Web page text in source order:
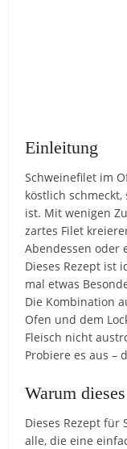
Einleitung
Schweinefilet im
köstlich
ist. Mit wenigen
zartes Filet
Abendessen oder
Dieses Rezept ist
mal etwas
Die Kombination
Ofen und dem
Fleisch nicht
Probiere es aus –
Warum
Dieses Rezept
alle, die eine